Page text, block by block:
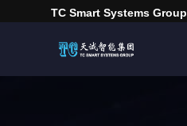
TC Smart Systems Group